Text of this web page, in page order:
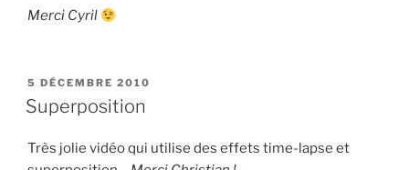
Merci Cyril
PUBLIÉ
LE
5 DÉCEMBRE 2010
Superposition
Très jolie vidéo qui utilise des effets time-lapse et